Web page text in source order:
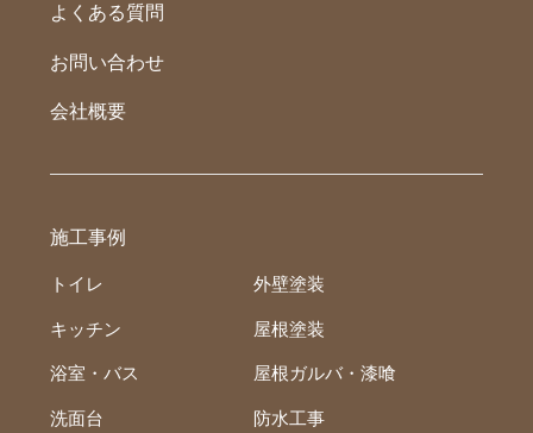
よくある質問
お問い合わせ
会社概要
施工事例
トイレ
キッチン
浴室・バス
洗面台
外壁塗装
屋根塗装
屋根ガルバ・漆喰
防水工事